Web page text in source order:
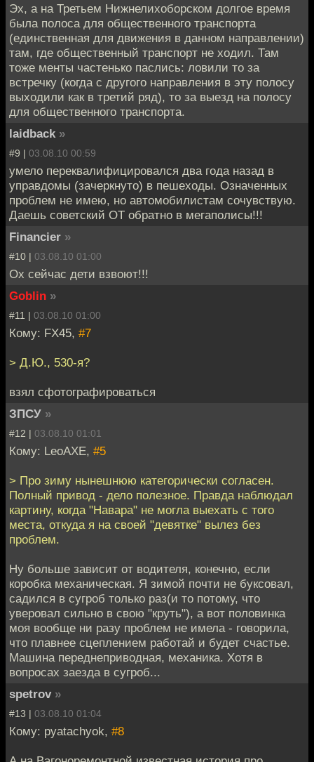
Эх, а на Третьем Нижнелихоборском долгое время
была полоса для общественного транспорта
(единственная для движения в данном направлении)
там, где общественный транспорт не ходил. Там
тоже менты частенько паслись: ловили то за
встречку (когда с другого направления в эту полосу
выходили как в третий ряд), то за выезд на полосу
для общественного транспорта.
laidback »
#9 | 03.08.10 00:59
умело переквалифицировался два года назад в
управдомы (зачеркнуто) в пешеходы. Означенных
проблем не имею, но автомобилистам сочувствую.
Даешь советский ОТ обратно в мегаполисы!!!
Financier »
#10 | 03.08.10 01:00
Ох сейчас дети взвоют!!!
Goblin »
#11 | 03.08.10 01:00
Кому: FX45, #7
> Д.Ю., 530-я?
взял сфотографироваться
ЗПСУ »
#12 | 03.08.10 01:01
Кому: LeoAXE, #5
> Про зиму нынешнюю категорически согласен.
Полный привод - дело полезное. Правда наблюдал
картину, когда "Навара" не могла выехать с того
места, откуда я на своей "девятке" вылез без
проблем.
Ну больше зависит от водителя, конечно, если
коробка механическая. Я зимой почти не буксовал,
садился в сугроб только раз(и то потому, что
уверовал сильно в свою "круть"), а вот половинка
моя вообще ни разу проблем не имела - говорила,
что плавнее сцеплением работай и будет счастье.
Машина переднеприводная, механика. Хотя в
вопросах заезда в сугроб...
spetrov »
#13 | 03.08.10 01:04
Кому: pyatachyok, #8